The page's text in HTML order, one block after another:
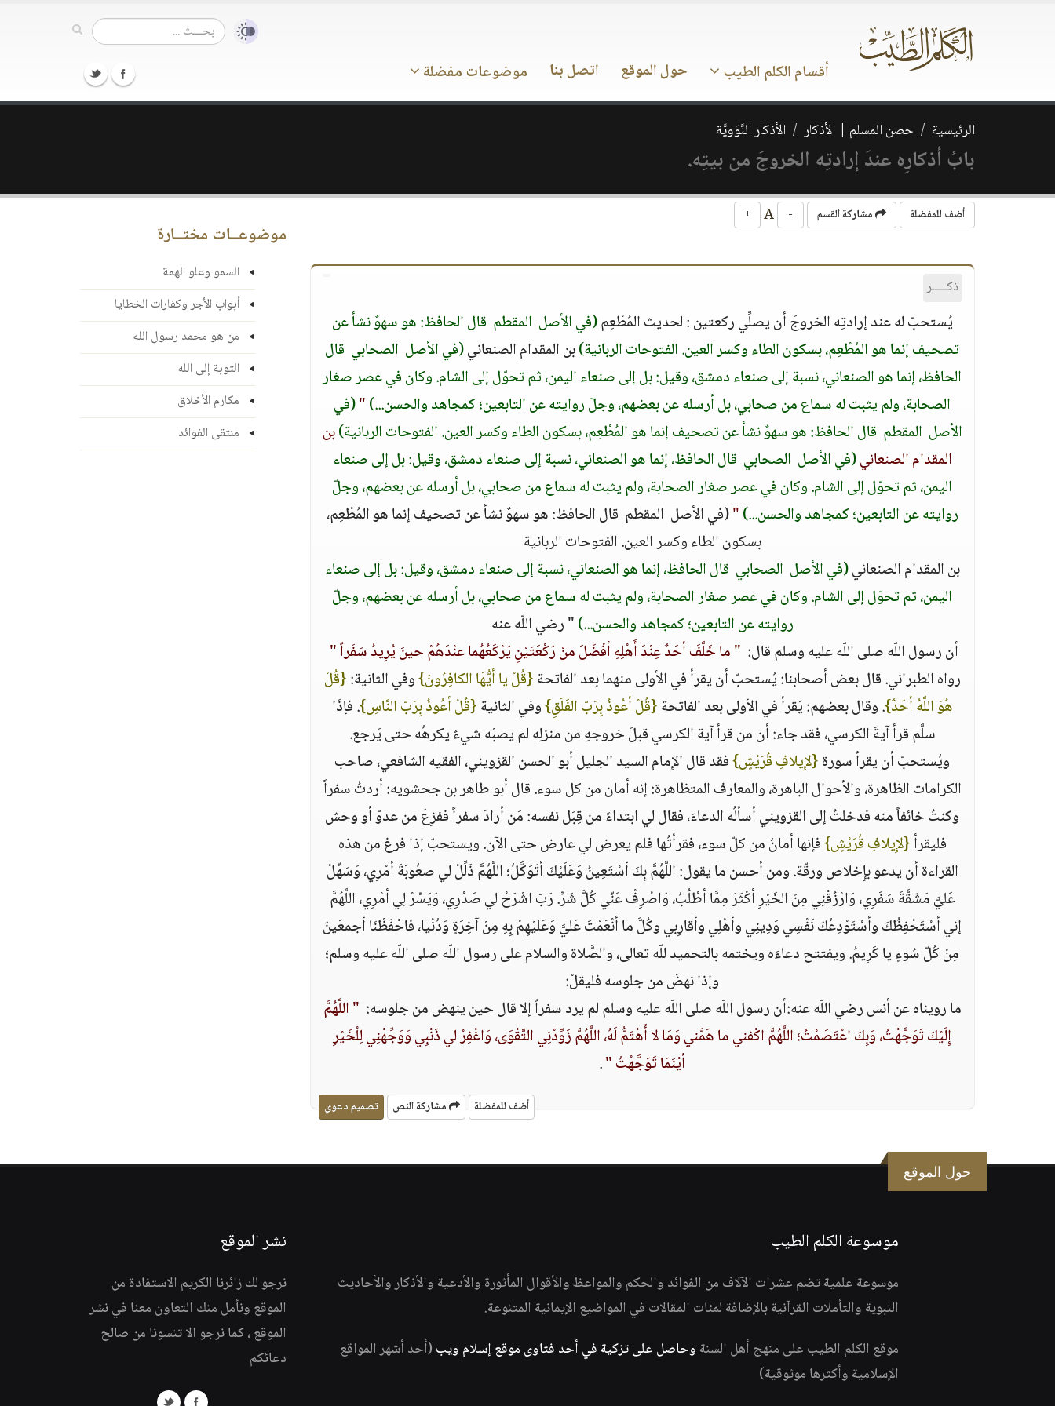
أقسام الكلم الطيب حول الموقع اتصل بنا موضوعات مفضلة
الرئيسية حصن المسلم | الأذكار الأذكار النَّوَويَّة
بابُ أذكارِه عندَ إرادتِه الخروجَ من بيتِه‏.‏
أضف للمفضلة مشاركة القسم -
+
ذكـــــر
يُستحبّ له عند إرادتِه الخروجَ أن يصلِّي ركعتين ‏:‏ لحديث المُطْعِم ‏(‏في الأصل ‏ ‏المقطم‏ ‏ قال الحافظ‏:‏ هو سهوٌ نشأ عن
تصحيف إنما هو المُطْعِم، بسكون الطاء وكسر العين‏.‏ الفتوحات الربانية‏)‏ بن المقدام الصنعاني ‏(‏في الأصل ‏ ‏الصحابي‏ ‏ قال
الحافظ، إنما هو الصنعاني، نسبة إلى صنعاء دمشق، وقيل‏:‏ بل إلى صنعاء اليمن، ثم تحوّل إلى الشام‏.‏ وكان في عصر صغار
الصحابة، ولم يثبت له سماع من صحابي، بل أرسله عن بعضهم، وجلّ روايته عن التابعين؛ كمجاهد والحسن‏.‏‏.‏‏.‏‏)"(‏في
الأصل ‏ ‏المقطم‏ ‏ قال الحافظ‏:‏ هو سهوٌ نشأ عن تصحيف إنما هو المُطْعِم، بسكون الطاء وكسر العين‏.‏ الفتوحات الربانية)‏ بن
المقدام الصنعاني ‏(‏في الأصل ‏ ‏الصحابي‏ ‏ قال الحافظ، إنما هو الصنعاني، نسبة إلى صنعاء دمشق، وقيل‏:‏ بل إلى صنعاء
اليمن، ثم تحوّل إلى الشام‏.‏ وكان في عصر صغار الصحابة، ولم يثبت له سماع من صحابي، بل أرسله عن بعضهم، وجلّ
روايته عن التابعين؛ كمجاهد والحسن‏.‏‏.‏‏.‏‏)‏ "(‏في الأصل ‏ ‏المقطم‏ ‏ قال الحافظ‏:‏ هو سهوٌ نشأ عن تصحيف إنما هو المُطْعِم،
بسكون الطاء وكسر العين‏.‏ الفتوحات الربانية
بن المقدام الصنعاني ‏(‏في الأصل ‏ ‏الصحابي‏ ‏ قال الحافظ، إنما هو الصنعاني، نسبة إلى صنعاء دمشق، وقيل‏:‏ بل إلى صنعاء
اليمن، ثم تحوّل إلى الشام‏.‏ وكان في عصر صغار الصحابة، ولم يثبت له سماع من صحابي، بل أرسله عن بعضهم، وجلّ
روايته عن التابعين؛ كمجاهد والحسن‏.‏‏.‏‏.‏‏)‏ " رضي اللّه عنه
أن رسول اللّه صلى اللّه عليه وسلم قال‏:‏ ‏ " ‏ما خَلَّفَ أحَدٌ عِنْدَ أَهْلِهِ أفْضَلَ منْ رَكْعَتَيْنِ يَرْكَعُهُما عنْدَهُمْ حينَ يُرِيدُ سَفَراً‏ "
رواه الطبراني‏.‏ قال بعض أصحابنا‏:‏ يُستحبّ أن يقرأ في الأولى منهما بعد الفاتحة ‏{‏قُلْ يا أيُّهَا الكافِرُونَ‏}‏ وفي الثانية‏:‏ ‏{‏قُلْ
هُوَ اللَّهُ أحَدٌ‏}‏‏.‏ وقال بعضهم‏:‏ يَقرأ في الأولى بعد الفاتحة ‏{‏قُلْ أعُوذُ بِرَبّ الفَلَقِ‏}‏ وفي الثانية ‏{‏قُلْ أعُوذُ بِرَبّ النَّاسِ‏}‏‏.‏ فإذَا
سلَّم قرأ آيةَ الكرسي، فقد جاء‏:‏ أن من قرأ آية الكرسي قبلَ خروجهِ من منزلِه لم يصبْه شيءٌ يكرهُه حتى يَرجع‏.‏
ويُستحبّ أن يقرأ سورة ‏{‏لإِيلافِ قُرَيْشٍ‏}‏ فقد قال الإِمام السيد الجليل أبو الحسن القزويني، الفقيه الشافعي، صاحب
الكرامات الظاهرة، والأحوال الباهرة، والمعارف المتظاهرة‏:‏ إنه أمان من كل سوء‏.‏ قال أبو طاهر بن جحشويه‏:‏ أردتُ سفراً
وكنتُ خائفاً منه فدخلتُ إلى القزويني أسألُه الدعاءَ، فقال لي ابتداءً من قِبَل نفسه‏:‏ مَن أرادَ سفراً ففزِعَ من عدوّ أو وحش
فليقرأ ‏{‏لإِيلافِ قُرَيْشٍ‏}‏ فإنها أمانٌ من كلّ سوء، فقرأتُها فلم يعرض لي عارض حتى الآن‏.‏ ويستحبّ إذا فرغ من هذه
القراءة أن يدعو بإِخلاص ورقّة‏.‏ ومن أحسن ما يقول‏:‏ اللَّهُمَّ بِكَ أسْتَعِينُ وَعَلَيْكَ أتَوَكَّلُ؛ اللَّهُمَّ ذَلِّلْ لي صعُوبَةَ أمْرِي، وَسَهِّلْ
عَليَّ مَشَقَّةَ سَفَرِي، وَارْزُقْنِي مِنَ الخَيْرِ أكْثَرَ مِمَّا أطْلُبُ، وَاصْرِفْ عَنِّي كُلَّ شَرٍّ‏.‏ رَبّ اشْرَحْ لي صَدْرِي، وَيَسِّرْ لِي أمْرِي، اللَّهُمَّ
إني أسْتَحْفِظُكَ وأسْتَوْدِعُكَ نَفْسِي وَدِينِي وأهْلِي وأقارِبي وكُلَّ ما أنْعَمْتَ عَليَّ وَعَليْهِمْ بِهِ مِنْ آخِرَةٍ وَدُنْيا، فاحْفَظْنَا أجمعَينَ
مِنْ كُلّ سُوءٍ يا كَرِيمُ‏.‏ ويفتتح دعاءَه ويختمه بالتحميد للّه تعالى، والصَّلاة والسلام على رسول اللّه صلى اللّه عليه وسلم؛
وإذا نهضَ من جلوسه فليقلْ‏:‏
ما رويناه عن أنس رضي اللّه عنه‏:‏أن رسول اللّه صلى اللّه عليه وسلم لم يرد سفراً إلا قال حين ينهض من جلوسه‏:‏ ‏ " ‏اللَّهُمَّ
إِلَيْكَ تَوَجَّهْتُ، وَبِكَ اعْتَصَمْتُ؛ اللَّهُمَّ اكْفني ما هَمَّني وَمَا لا أَهْتَمُّ لَهُ، اللَّهُمَّ زَوِّدْنِي التَّقْوَى، وَاغْفِرْ لي ذَنْبِي وَوَجِّهْنِي لِلْخَيْرِ
أيْنَمَا تَوَجَّهْتُ‏ "‏‏.‏‏
أضف للمفضلة مشاركة النص تصميم دعوي
موضوعــات مختــارة
السمو وعلو الهمة
أبواب الأجر وكفارات الخطايا
من هو محمد رسول الله
التوبة إلى الله
مكارم الأخلاق
منتقى الفوائد
حول الموقع
موسوعة الكلم الطيب
موسوعة علمية تضم عشرات الآلاف من الفوائد والحكم والمواعظ والأقوال المأثورة والأدعية والأذكار والأحاديث
النبوية والتأملات القرآنية بالإضافة لمئات المقالات في المواضيع الإيمانية المتنوعة.
موقع الكلم الطيب على منهج أهل السنة وحاصل على تزكية في أحد فتاوى موقع إسلام ويب (أحد أشهر المواقع
الإسلامية وأكثرها موثوقية)
نشر الموقع
نرجو لك زائرنا الكريم الاستفادة من
الموقع ونأمل منك التعاون معنا في نشر
الموقع ، كما نرجو الا تنسونا من صالح
دعائكم